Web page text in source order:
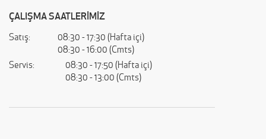
ÇALIŞMA SAATLERİMİZ
Satış:
08:30 - 17:30 (Hafta içi)
08:30 - 16:00 (Cmts)
Servis:
08:30 - 17:50 (Hafta içi)
08:30 - 13:00 (Cmts)